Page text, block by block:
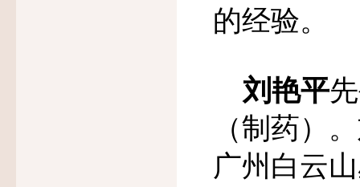
的经验。
刘艳平
（制药）
广州白云